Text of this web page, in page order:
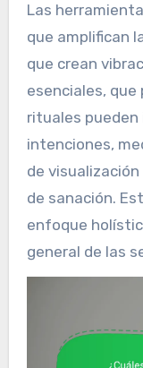
Las
que amplifican
que crean
esenciales, que
rituales
intenciones,
de
de sanación.
enfoque
general de las